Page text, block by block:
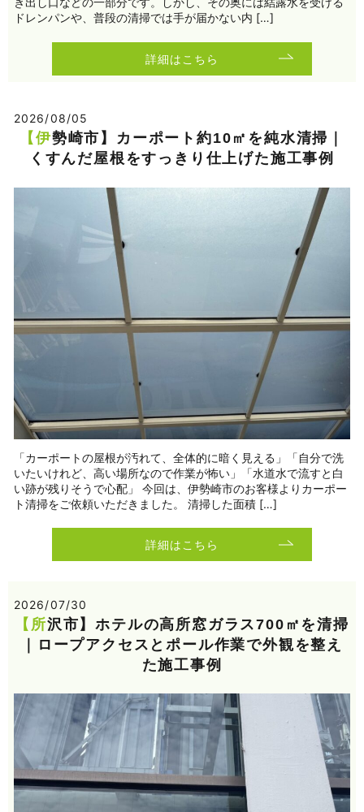
ドレンパンや、普段の清掃では手が届かない内 […]
詳細はこちら
2026/08/05
【伊勢崎市】カーポート約10㎡を純水清掃｜
くすんだ屋根をすっきり仕上げた施工事例
「カーポートの屋根が汚れて、全体的に暗く見える」「自分で洗
いたいけれど、高い場所なので作業が怖い」「水道水で流すと白
い跡が残りそうで心配」 今回は、伊勢崎市のお客様よりカーポー
ト清掃をご依頼いただきました。 清掃した面積 […]
詳細はこちら
2026/07/30
【所沢市】ホテルの高所窓ガラス700㎡を清掃
｜ロープアクセスとポール作業で外観を整え
た施工事例